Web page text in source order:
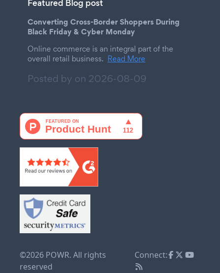
Featured Blog post
Converting Cross-Border Shoppers During
Black Friday & Cyber Monday
Online commerce is an integral part of the
overall retail business. Read More
Posted by on 2026-08-09
©2026 POWR. All rights
reserved
Connect: